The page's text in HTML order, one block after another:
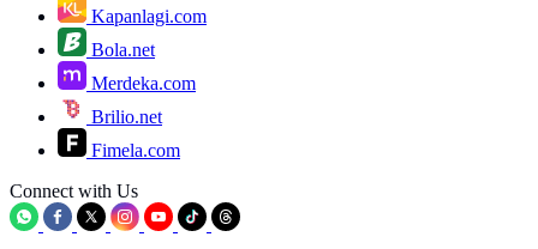
Kapanlagi.com
Bola.net
Merdeka.com
Brilio.net
Fimela.com
Connect with Us